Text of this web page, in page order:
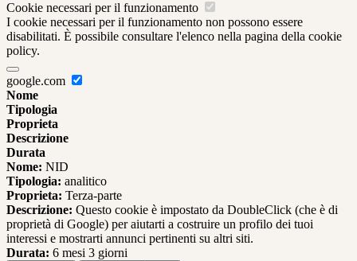
Cookie necessari per il funzionamento
I cookie necessari per il funzionamento non possono essere
disabilitati. È possibile consultare l'elenco nella pagina della cookie
policy.
google.com
Nome
Tipologia
Proprieta
Descrizione
Durata
Nome: NID
Tipologia: analitico
Proprieta: Terza-parte
Descrizione: Questo cookie è impostato da DoubleClick (che è di
proprietà di Google) per aiutarti a costruire un profilo dei tuoi
interessi e mostrarti annunci pertinenti su altri siti.
Durata: 6 mesi 3 giorni